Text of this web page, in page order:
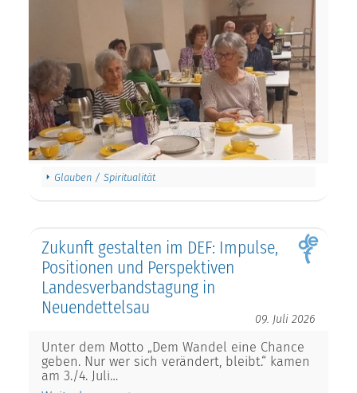
Glauben / Spiritualität
Zukunft gestalten im DEF: Impulse,
Positionen und Perspektiven
Landesverbandstagung in
Neuendettelsau
09. Juli 2026
Unter dem Motto „Dem Wandel eine Chance
geben. Nur wer sich verändert, bleibt.“ kamen
am 3./4. Juli…